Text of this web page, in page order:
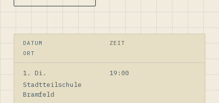
DATUM
ZEIT
ORT
1. Di.
19:00
Stadtteilschule
Bramfeld